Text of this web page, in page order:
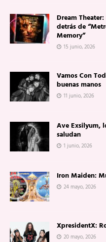
Dream
detrás de
Memory”
15 junio, 2026
Vamos Con
buenas manos
11 junio, 2026
Ave Exsilyum,
saludan
1 junio, 2026
Iron Maiden:
24 mayo, 2026
XpresidentX:
20 mayo, 2026